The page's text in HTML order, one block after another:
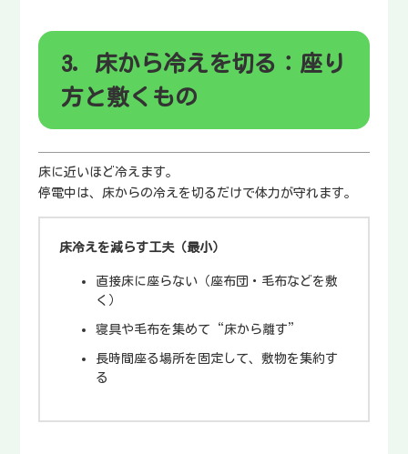
3. 床から冷えを切る：座り
方と敷くもの
床に近いほど冷えます。
停電中は、床からの冷えを切るだけで体力が守れます。
床冷えを減らす工夫（最小）
直接床に座らない（座布団・毛布などを敷
く）
寝具や毛布を集めて“床から離す”
長時間座る場所を固定して、敷物を集約す
る